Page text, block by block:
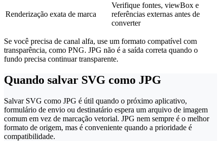
Renderização exata de marca
Verifique fontes, viewBox e
referências externas antes de
converter
Se você precisa de canal alfa, use um formato compatível com
transparência, como PNG. JPG não é a saída correta quando o
fundo precisa continuar transparente.
Quando salvar SVG como JPG
Salvar SVG como JPG é útil quando o próximo aplicativo,
formulário de envio ou destinatário espera um arquivo de imagem
comum em vez de marcação vetorial. JPG nem sempre é o melhor
formato de origem, mas é conveniente quando a prioridade é
compatibilidade.